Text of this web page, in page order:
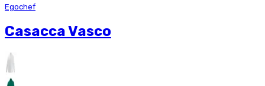
Egochef
Casacca Vasco